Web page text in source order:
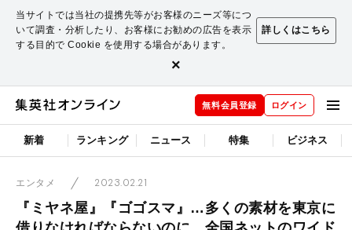
当サイトでは当社の提携先等がお客様のニーズ等につ
いて調査・分析したり、お客様にお勧めの広告を表示
する目的で Cookie を使用する場合があります。
詳しくはこちら
×
無料会員登録 ログイン
新着 ランキング ニュース 特集 ビジネス
エンタメ 2023.02.21
『ミヤネ屋』『ゴゴスマ』…多くの素材を東京に